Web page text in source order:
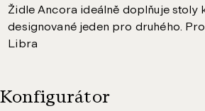
Židle Ancora ideálně doplňuje stoly
designované jeden pro druhého.
Libra
Konfigurátor